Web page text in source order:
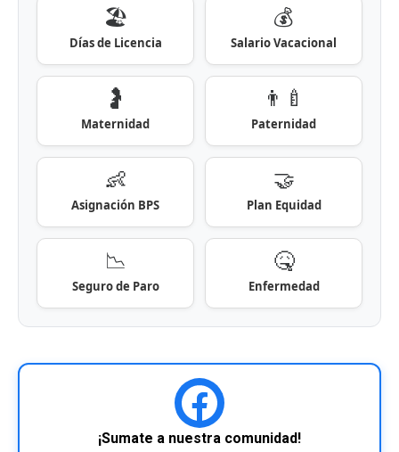
🏖️
Días de Licencia
💰
Salario Vacacional
🤰
Maternidad
👨‍🍼
Paternidad
👶
Asignación BPS
🤝
Plan Equidad
📉
Seguro de Paro
🤒
Enfermedad
¡Sumate a nuestra comunidad!